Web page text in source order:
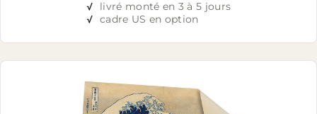
√
livré monté en 3 à 5 jours
√ cadre US en option